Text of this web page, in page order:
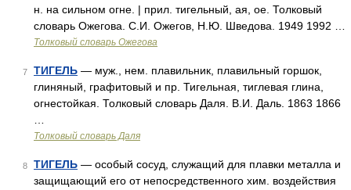
н. на сильном огне. | прил. тигельный, ая, ое. Толковый
словарь Ожегова. С.И. Ожегов, Н.Ю. Шведова. 1949 1992 …
Толковый словарь Ожегова
7 ТИГЕЛЬ — муж., нем. плавильник, плавильный горшок,
глиняный, графитовый и пр. Тигельная, тиглевая глина,
огнестойкая. Толковый словарь Даля. В.И. Даль. 1863 1866
Толковый словарь Даля
8 ТИГЕЛЬ — особый сосуд, служащий для плавки металла и
защищающий его от непосредственного хим. воздействия